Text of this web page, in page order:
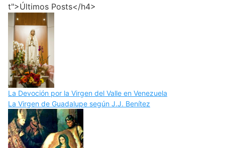
t">Últimos Posts</h4>
La Devoción por la Virgen del Valle en Venezuela
La Virgen de Guadalupe según J.J. Benítez